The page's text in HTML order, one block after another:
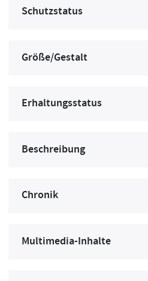
Schutzstatus
Größe/Gestalt
Erhaltungsstatus
Beschreibung
Chronik
Multimedia-Inhalte